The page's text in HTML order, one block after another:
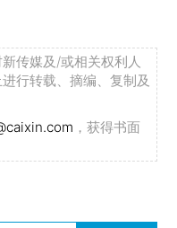
传媒及/或相关权利人
行转载、摘编、复制及
，获得书面